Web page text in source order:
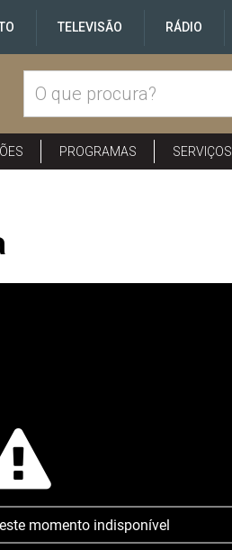
TELEVISÃO RÁDIO
PROGRAMAS SERVIÇOS
momento indisponível